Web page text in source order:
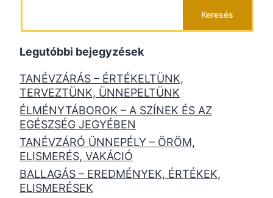
Keresés
Legutóbbi bejegyzések
TANÉVZÁRÁS – ÉRTÉKELTÜNK,
TERVEZTÜNK, ÜNNEPELTÜNK
ÉLMÉNYTÁBOROK – A SZÍNEK ÉS AZ
EGÉSZSÉG JEGYÉBEN
TANÉVZÁRÓ ÜNNEPÉLY – ÖRÖM,
ELISMERÉS, VAKÁCIÓ
BALLAGÁS – EREDMÉNYEK, ÉRTÉKEK,
ELISMERÉSEK